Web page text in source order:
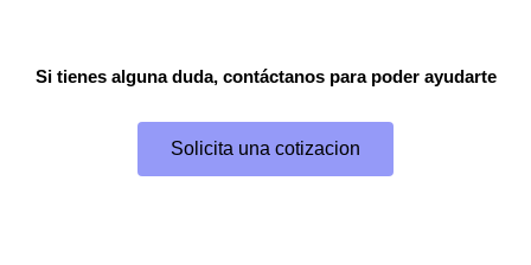
Si tienes alguna duda, contáctanos para poder ayudarte
Solicita una cotizacion